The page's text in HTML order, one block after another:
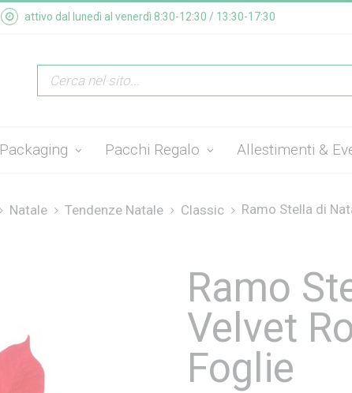
attivo dal lunedì al venerdì 8:30-12:30 / 13:30-17:30
Packaging Pacchi Regalo Allestimenti &
Natale Tendenze Natale Classic Ramo Stella di
Ramo
Velvet
Foglie